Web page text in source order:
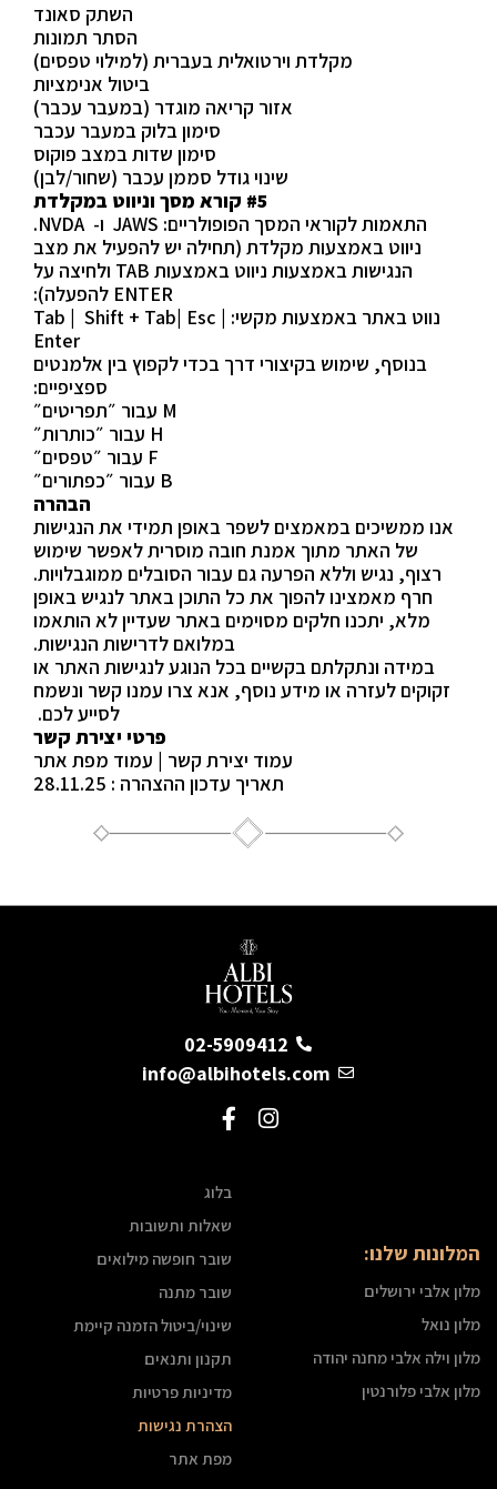
השתק סאונד
הסתר תמונות
מקלדת וירטואלית בעברית (למילוי טפסים)
ביטול אנימציות
אזור קריאה מוגדר (במעבר עכבר)
סימון בלוק במעבר עכבר
סימון שדות במצב פוקוס
שינוי גודל סממן עכבר (שחור/לבן)
#5 קורא מסך וניווט במקלדת
התאמות לקוראי המסך הפופולריים: JAWS ו- NVDA.
ניווט באמצעות מקלדת (תחילה יש להפעיל את מצב
הנגישות באמצעות ניווט באמצעות TAB ולחיצה על
ENTER להפעלה):
נווט באתר באמצעות מקשי: Tab | Shift + Tab| Esc |
Enter
בנוסף, שימוש בקיצורי דרך בכדי לקפוץ בין אלמנטים
ספציפיים:
M עבור ״תפריטים״
H עבור ״כותרות״
F עבור ״טפסים״
B עבור ״כפתורים״
הבהרה
אנו ממשיכים במאמצים לשפר באופן תמידי את הנגישות
של האתר מתוך אמנת חובה מוסרית לאפשר שימוש
רצוף, נגיש וללא הפרעה גם עבור הסובלים ממוגבלויות.
חרף מאמצינו להפוך את כל התוכן באתר לנגיש באופן
מלא, יתכנו חלקים מסוימים באתר שעדיין לא הותאמו
במלואם לדרישות הנגישות.
במידה ונתקלתם בקשיים בכל הנוגע לנגישות האתר או
זקוקים לעזרה או מידע נוסף, אנא צרו עמנו קשר ונשמח
לסייע לכם.
פרטי יצירת קשר
עמוד יצירת קשר | עמוד מפת אתר
תאריך עדכון ההצהרה : 28.11.25
02-5909412
info@albihotels.com
המלונות שלנו:
מלון אלבי ירושלים
מלון נואל
מלון וילה אלבי מחנה יהודה
מלון אלבי פלורנטין
בלוג
שאלות ותשובות
שובר חופשה מילואים
שובר מתנה
שינוי/ביטול הזמנה קיימת
תקנון ותנאים
מדיניות פרטיות
הצהרת נגישות
מפת אתר